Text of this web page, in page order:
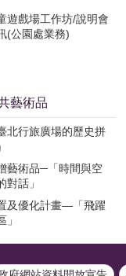
遊戲場工作坊/說明會
(公園處業務)
藝術品
北行旅廣場的歷史拼
藝術品─「時間與空
對話」
及優化計畫—「飛躍
」